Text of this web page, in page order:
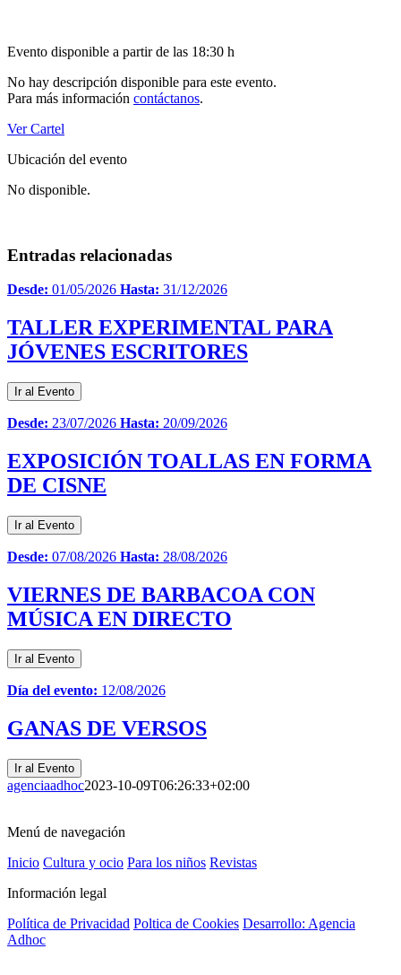
Evento disponible a partir de las 18:30 h
No hay descripción disponible para este evento.
Para más información contáctanos.
Ver Cartel
Ubicación del evento
No disponible.
Entradas relacionadas
Desde: 01/05/2026 Hasta: 31/12/2026
TALLER EXPERIMENTAL PARA
JÓVENES ESCRITORES
Ir al Evento
Desde: 23/07/2026 Hasta: 20/09/2026
EXPOSICIÓN TOALLAS EN FORMA
DE CISNE
Ir al Evento
Desde: 07/08/2026 Hasta: 28/08/2026
VIERNES DE BARBACOA CON
MÚSICA EN DIRECTO
Ir al Evento
Día del evento: 12/08/2026
GANAS DE VERSOS
Ir al Evento
agenciaadhoc2023-10-09T06:26:33+02:00
Menú de navegación
Inicio Cultura y ocio Para los niños Revistas
Información legal
Política de Privacidad Poltica de Cookies Desarrollo: Agencia
Adhoc